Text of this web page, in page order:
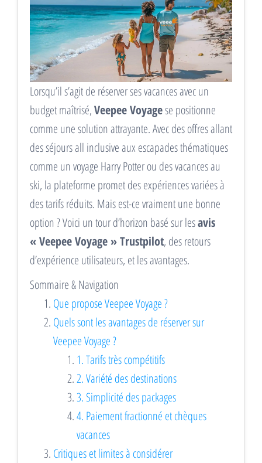
Lorsqu’il s’agit de réserver ses vacances avec un
budget maîtrisé,Veepee Voyagese positionne
comme une solution attrayante. Avec des offres allant
des séjours all inclusive aux escapades thématiques
comme un voyage Harry Potter ou des vacances au
ski, la plateforme promet des expériences variées à
des tarifs réduits. Mais est-ce vraiment une bonne
option ? Voici un tour d’horizon basé sur lesavis
« Veepee Voyage » Trustpilot, des retours
d’expérience utilisateurs, et les avantages.
Sommaire & Navigation
Que propose Veepee Voyage ?
Quels sont les avantages de réserver sur
Veepee Voyage ?
1. Tarifs très compétitifs
2. Variété des destinations
3. Simplicité des packages
4. Paiement fractionné et chèques
vacances
Critiques et limites à considérer